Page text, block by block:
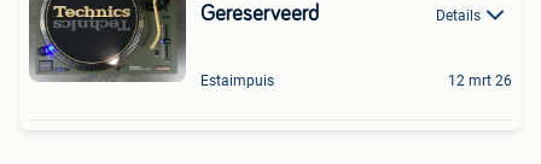
Gereserveerd Details
Estaimpuis 12 mrt 26